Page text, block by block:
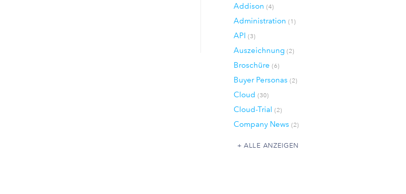
Addison(4)
Administration(1)
API(3)
Auszeichnung(2)
Broschüre(6)
Buyer Personas(2)
Cloud(30)
Cloud-Trial(2)
Company News(2)
ALLE ANZEIGEN